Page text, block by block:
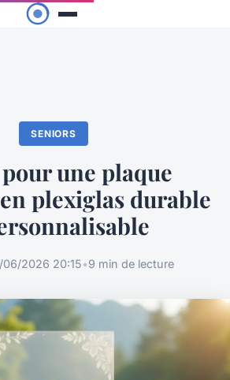
SENIORS
une plaque
plexiglas durable
06/2026 20:15•9 min de lecture